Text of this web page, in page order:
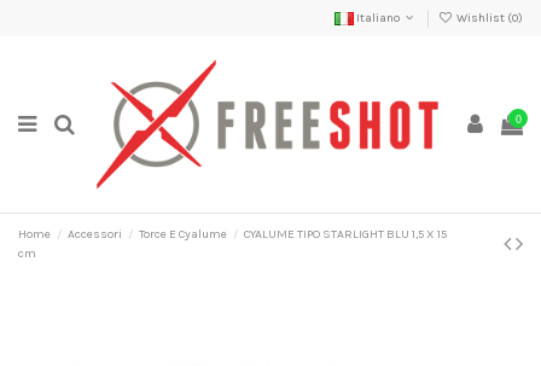
Italiano Wishlist (0)
0
Home Accessori Torce E Cyalume
CYALUME TIPO STARLIGHT BLU 1,5 X 15
cm